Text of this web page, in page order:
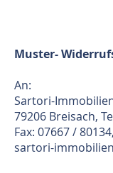
Muster-
An:
Sartori-
79206 Breisach,
Fax: 07667 /
sartori-